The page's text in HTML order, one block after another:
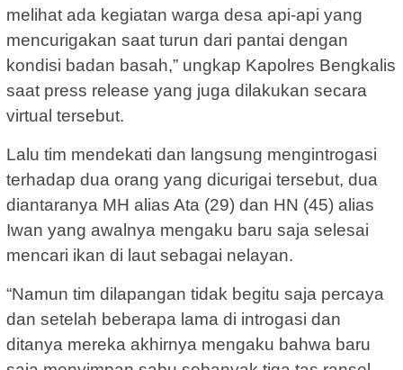
melihat ada kegiatan warga desa api-api yang
mencurigakan saat turun dari pantai dengan
kondisi badan basah,” ungkap Kapolres Bengkalis
saat press release yang juga dilakukan secara
virtual tersebut.
Lalu tim mendekati dan langsung mengintrogasi
terhadap dua orang yang dicurigai tersebut, dua
diantaranya MH alias Ata (29) dan HN (45) alias
Iwan yang awalnya mengaku baru saja selesai
mencari ikan di laut sebagai nelayan.
“Namun tim dilapangan tidak begitu saja percaya
dan setelah beberapa lama di introgasi dan
ditanya mereka akhirnya mengaku bahwa baru